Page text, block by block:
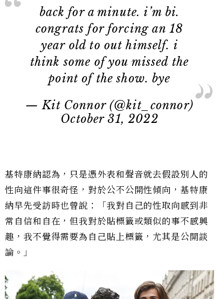
back for a minute. i’m bi.
congrats for forcing an 18
year old to out himself. i
think some of you missed the
point of the show. bye
— Kit Connor (@kit_connor)
October 31, 2022
基特康納認為，只是憑外表和聲音就去假設別人的
性向這件事很奇怪，對於公不公開性傾向，基特康
納早先受訪時也曾說：「我對自己的性取向感到非
常自信和自在，但我對於貼標籤或類似的事不感興
趣，我不覺得需要為自己貼上標籤，尤其是公開談
論。」